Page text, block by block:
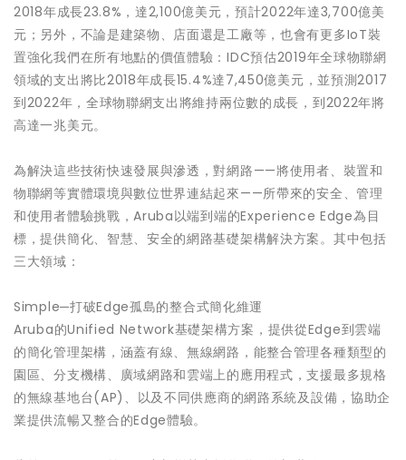
2018年成長23.8%，達2,100億美元，預計2022年達3,700億美
元；另外，不論是建築物、店面還是工廠等，也會有更多IoT裝
置強化我們在所有地點的價值體驗：IDC預估2019年全球物聯網
領域的支出將比2018年成長15.4%達7,450億美元，並預測2017
到2022年，全球物聯網支出將維持兩位數的成長，到2022年將
高達一兆美元。
為解決這些技術快速發展與滲透，對網路——將使用者、裝置和
物聯網等實體環境與數位世界連結起來——所帶來的安全、管理
和使用者體驗挑戰，Aruba以端到端的Experience Edge為目
標，提供簡化、智慧、安全的網路基礎架構解決方案。其中包括
三大領域：
Simple─打破Edge孤島的整合式簡化維運
Aruba的Unified Network基礎架構方案，提供從Edge到雲端
的簡化管理架構，涵蓋有線、無線網路，能整合管理各種類型的
園區、分支機構、廣域網路和雲端上的應用程式，支援最多規格
的無線基地台(AP)、以及不同供應商的網路系統及設備，協助企
業提供流暢又整合的Edge體驗。